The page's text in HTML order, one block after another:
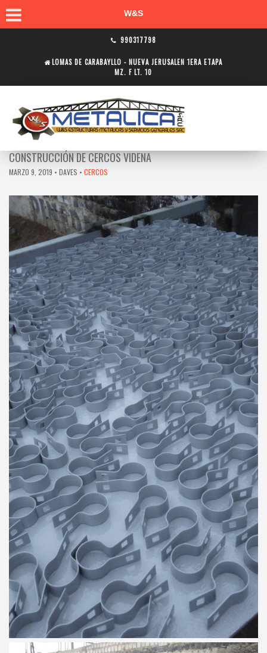
W&S
990317798
LOMAS DE CARABAYLLO - NUEVA JERUSALEN 1ERA ETAPA
MZ. F LT. 10
CONSTRUCCIÓN DE CERCOS VIDENA
MARZO 9, 2019 • DAVES • CERCOS